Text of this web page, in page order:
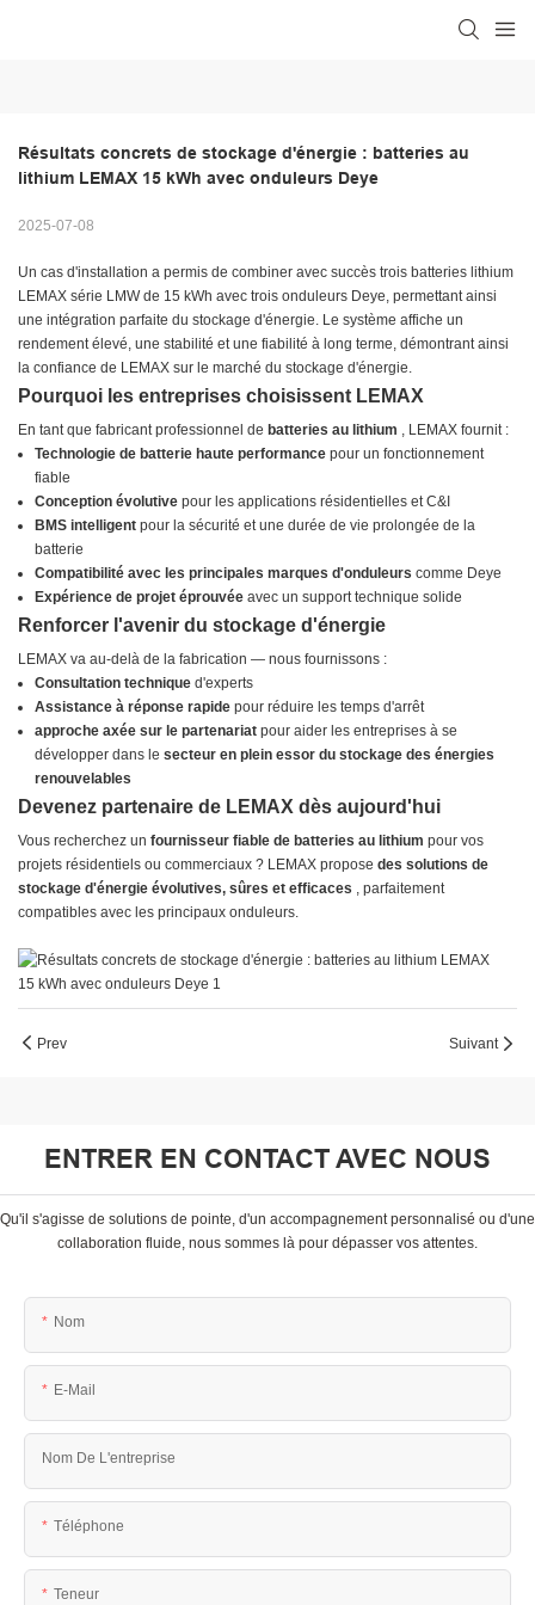
Résultats concrets de stockage d'énergie : batteries au
lithium LEMAX 15 kWh avec onduleurs Deye
2025-07-08
Un cas d'installation a permis de combiner avec succès trois batteries lithium
LEMAX série LMW de 15 kWh avec trois onduleurs Deye, permettant ainsi
une intégration parfaite du stockage d'énergie. Le système affiche un
rendement élevé, une stabilité et une fiabilité à long terme, démontrant ainsi
la confiance de LEMAX sur le marché du stockage d'énergie.
Pourquoi les entreprises choisissent LEMAX
En tant que fabricant professionnel de batteries au lithium , LEMAX fournit :
Technologie de batterie haute performance pour un fonctionnement
fiable
Conception évolutive pour les applications résidentielles et C&I
BMS intelligent pour la sécurité et une durée de vie prolongée de la
batterie
Compatibilité avec les principales marques d'onduleurs comme Deye
Expérience de projet éprouvée avec un support technique solide
Renforcer l'avenir du stockage d'énergie
LEMAX va au-delà de la fabrication — nous fournissons :
Consultation technique d'experts
Assistance à réponse rapide pour réduire les temps d'arrêt
approche axée sur le partenariat pour aider les entreprises à se
développer dans lesecteur en plein essor du stockage des énergies
renouvelables
Devenez partenaire de LEMAX dès aujourd'hui
Vous recherchez un fournisseur fiable de batteries au lithium pour vos
projets résidentiels ou commerciaux ? LEMAX propose des solutions de
stockage d'énergie évolutives, sûres et efficaces , parfaitement
compatibles avec les principaux onduleurs.
Prev Suivant
ENTRER EN CONTACT AVEC NOUS
Qu'il s'agisse de solutions de pointe, d'un accompagnement personnalisé ou d'une
collaboration fluide, nous sommes là pour dépasser vos attentes.
Nom
E-Mail
Nom De L'entreprise
Téléphone
Teneur